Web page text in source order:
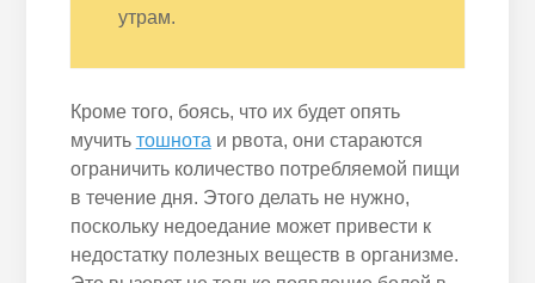
утрам.
Кроме того, боясь, что их будет опять
мучить тошнота и рвота, они стараются
ограничить количество потребляемой пищи
в течение дня. Этого делать не нужно,
поскольку недоедание может привести к
недостатку полезных веществ в организме.